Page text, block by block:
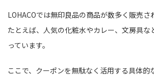
LOHACOでは無印良品の商品が数多く販売さ
たとえば、人気の化粧水やカレー、文房具な
っています。
ここで、クーポンを無駄なく活用する具体的